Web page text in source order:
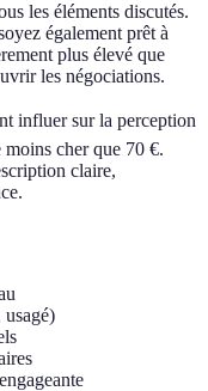
les éléments discutés.
également prêt à
plus élevé que
les négociations.
influer sur la perception
cher que 70 €.
claire,